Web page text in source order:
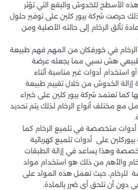
الأسطح للخدوش والبقع التي تؤثر
حرصت شركة بيور كلين على توفير حلول
تألق الرخام إلى حالته الأصلية ومن
في خورفكان من المهم فهم طبيعة
هش نسبي مما يجعله عرضة
استخدام أدوات غير مناسبة أثناء
إزالة الخدوش من خلال تقييم طبيعة
كما تعتمد شركة بيور كلين على خبراء
مع مختلف أنواع الرخام لذلك يتم تحديد
أدوات متخصصة في تلميع الرخام كما
على أدوات تلميع كهربائية
وهذا يساعد في إزالة الطبقات
والأهم من ذلك هو استخدام مواد
حيث تعمل هذه المواد على
دون أن تلحق أي ضرر بالمادة.